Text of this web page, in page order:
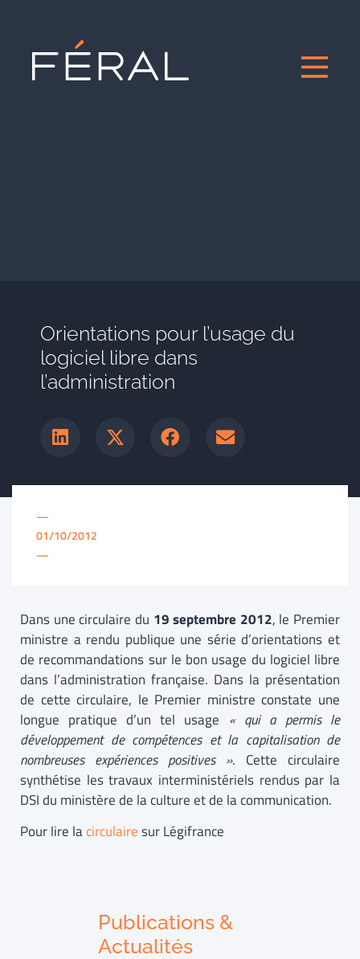
Orientations pour l’usage du
logiciel libre dans
l’administration
—
01/10/2012
—
Dans une circulaire du 19 septembre 2012, le Premier
ministre a rendu publique une série d’orientations et
de recommandations sur le bon usage du logiciel libre
dans l’administration française. Dans la présentation
de cette circulaire, le Premier ministre constate une
longue pratique d’un tel usage « qui a permis le
développement de compétences et la capitalisation de
nombreuses expériences positives ». Cette circulaire
synthétise les travaux interministériels rendus par la
DSI du ministère de la culture et de la communication.
Pour lire lacirculairesur Légifrance
Publications &
Actualités